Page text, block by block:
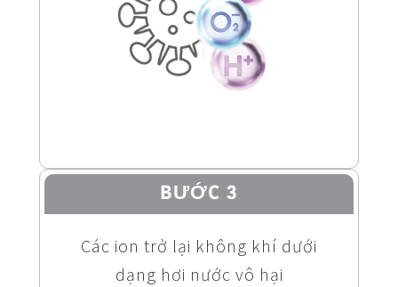
BƯỚC 3
Các ion trở lại không khí dưới
dạng hơi nước vô hại